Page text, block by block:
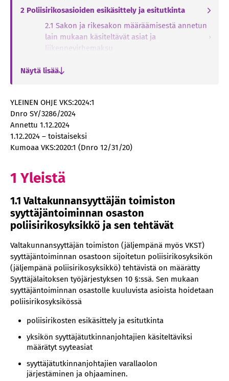
2 Poliisirikosasioiden esikäsittely ja esitutkinta
2.1 Sakon ja rikesakon määräämisestä annetun
lain mukaan käsiteltävät asiat ja
liikennevirhemaksu
tutkintailmoituksen kirjaaminen poliisin
2.3 Tutkintailmoituksesta valtakunnansyyttäjän
toimistoon tehtävä ilmoitus
2.4 Tutkinnanjohtajan määräytyminen
2.5 Osatoimiset poliisirikosasioiden
2.6 Tutkinnanjohtajan tehtävät
2.7 Esitutkinnan aloittaminen ja siitä tehtävät
ilmoitukset
2.8 Tutkinnanjohtajuus tapauksissa, joissa
epäiltyinä on poliisimiehen lisäksi muita
2.9 Tutkinnanjohtajuus tapauksissa, joissa
epäiltyä rikosta ei ole tehty virkatehtävissä
2.10 Kahden tutkinnanjohtajan tilanteet
2.11 Yhteistyö
2.12 Poliisirikosyhdyshenkilöt
2.13 Tutkinnan aloittaminen
voimankäyttötilanteessa
2.14 Tutkinnan aloittaminen poliisin tiloissa
säilytetyn henkilön kuoltua
2.15 Esitutkinnan toimittamatta jättäminen,
Näytä lisää
YLEINEN OHJE VKS:2024:1
Dnro SY/3286/2024
Annettu 1.12.2024
1.12.2024 – toistaiseksi
Kumoaa VKS:2020:1 (Dnro 12/31/20)
1 Yleistä
1.1 Valtakunnansyyttäjän toimiston
syyttäjäntoiminnan osaston
poliisirikosyksikkö ja sen tehtävät
Valtakunnansyyttäjän toimiston (jäljempänä myös VKST)
syyttäjäntoiminnan osastoon sijoitetun poliisirikosyksikön
(jäljempänä poliisirikosyksikkö) tehtävistä on määrätty
Syyttäjälaitoksen työjärjestyksen 10 §:ssä. Sen mukaan
syyttäjäntoiminnan osastolle kuuluvista asioista hoidetaan
poliisirikosyksikössä
poliisirikosten esikäsittely ja esitutkinta
yksikön syyttäjätutkinnanjohtajien käsiteltäviksi
määrätyt syyteasiat
syyttäjätutkinnanjohtajien varallaolon
järjestäminen ja ohjaaminen.